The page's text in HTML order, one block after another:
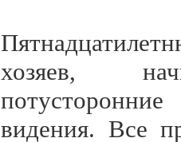
хозяев,
видения. Все